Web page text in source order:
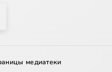
медиатеки